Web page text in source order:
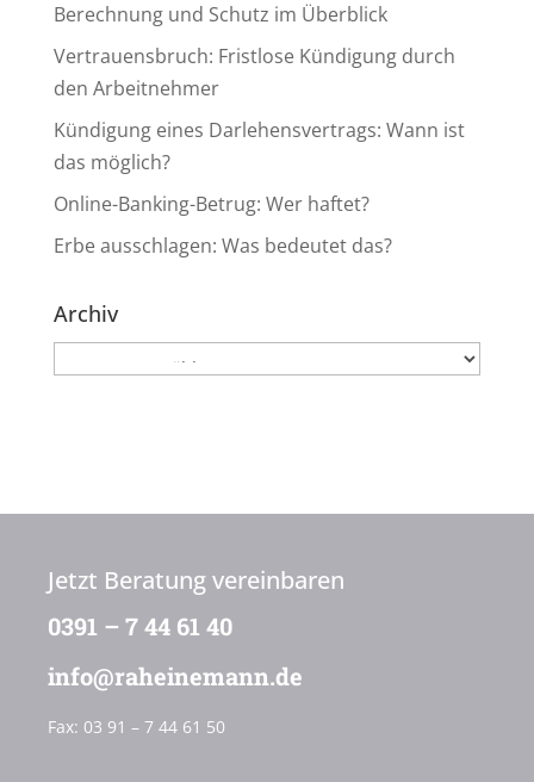
Berechnung und Schutz im Überblick
Vertrauensbruch: Fristlose Kündigung durch
den Arbeitnehmer
Kündigung eines Darlehensvertrags: Wann ist
das möglich?
Online-Banking-Betrug: Wer haftet?
Erbe ausschlagen: Was bedeutet das?
Archiv
Jetzt Beratung vereinbaren
0391 – 7 44 61 40
info@raheinemann.de
Fax: 03 91 – 7 44 61 50